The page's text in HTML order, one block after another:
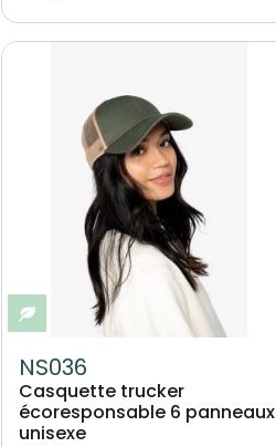
Image
Eco-responsable
NS036
Casquette trucker
écoresponsable 6 panneaux
unisexe